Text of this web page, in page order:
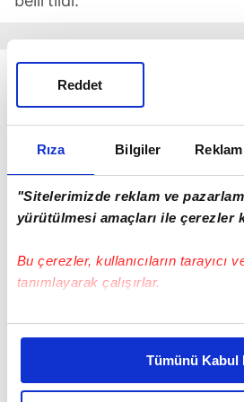
Rıza Bilgiler
"Sitelerimizde reklam ve
yürütülmesi amaçları ile çerezler
Bu çerezler, kullanıcıların tarayıcı
tanımlayarak çalışırlar.
Bu çerezlere izin vermeniz halinde
daha iyi reklam deneyimi
amacımızın size daha iyi bir
Tümünü Kabul
Reddet
Rıdvan Yılmaz'a daha önce